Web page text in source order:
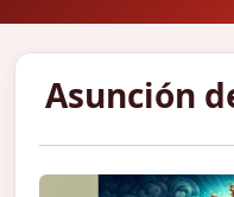
Asunción